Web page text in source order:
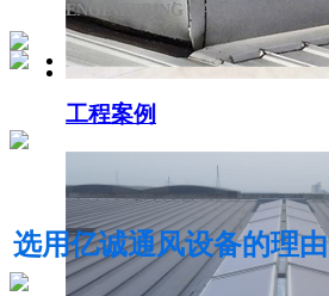
电动采光排烟天窗
工程案例
ENGINEERING CASE
选用亿诚通风设备的理由